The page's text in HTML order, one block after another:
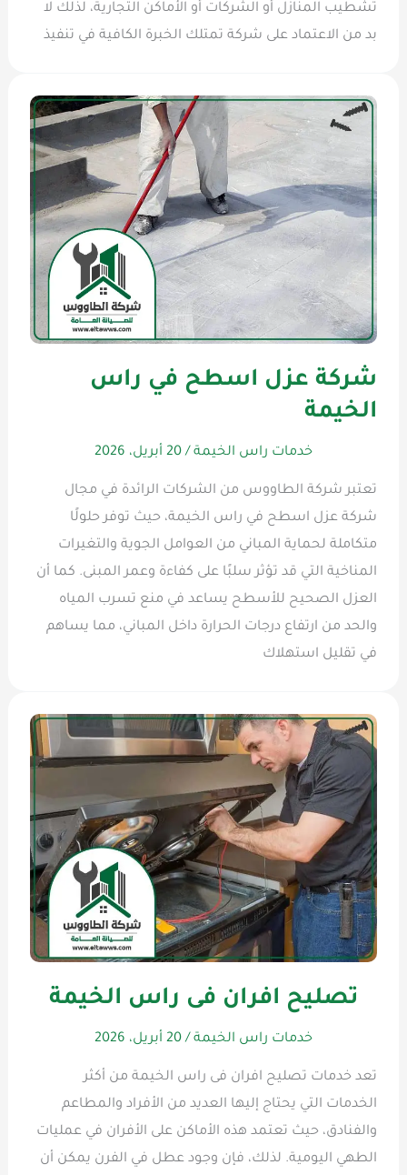
تشطيب المنازل أو الشركات أو الأماكن التجارية، لذلك لا
بد من الاعتماد على شركة تمتلك الخبرة الكافية في تنفيذ
شركة عزل اسطح في راس
الخيمة
خدمات راس الخيمة /20 أبريل، 2026
تعتبر شركة الطاووس من الشركات الرائدة في مجال
شركة عزل اسطح في راس الخيمة، حيث توفر حلولًا
متكاملة لحماية المباني من العوامل الجوية والتغيرات
المناخية التي قد تؤثر سلبًا على كفاءة وعمر المبنى. كما أن
العزل الصحيح للأسطح يساعد في منع تسرب المياه
والحد من ارتفاع درجات الحرارة داخل المباني، مما يساهم
في تقليل استهلاك
تصليح افران فى راس الخيمة
خدمات راس الخيمة /20 أبريل، 2026
تعد خدمات تصليح افران فى راس الخيمة من أكثر
الخدمات التي يحتاج إليها العديد من الأفراد والمطاعم
والفنادق، حيث تعتمد هذه الأماكن على الأفران في عمليات
الطهي اليومية. لذلك، فإن وجود عطل في الفرن يمكن أن